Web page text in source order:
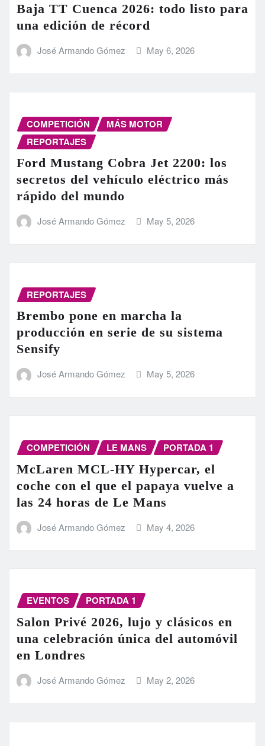
Baja TT Cuenca 2026: todo listo para
una edición de récord
José Armando Gómez May 6, 2026
COMPETICIÓN
MÁS MOTOR
REPORTAJES
Ford Mustang Cobra Jet 2200: los
secretos del vehículo eléctrico más
rápido del mundo
José Armando Gómez May 5, 2026
REPORTAJES
Brembo pone en marcha la
producción en serie de su sistema
Sensify
José Armando Gómez May 5, 2026
COMPETICIÓN LE MANS PORTADA 1
McLaren MCL-HY Hypercar, el
coche con el que el papaya vuelve a
las 24 horas de Le Mans
José Armando Gómez May 4, 2026
EVENTOS PORTADA 1
Salon Privé 2026, lujo y clásicos en
una celebración única del automóvil
en Londres
José Armando Gómez May 2, 2026